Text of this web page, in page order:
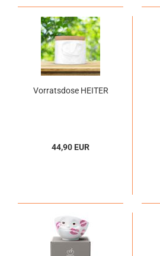
Vorratsdose HEITER
44,90 EUR